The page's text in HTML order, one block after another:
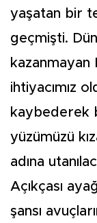
yaşatan bir
geçmişti.
kazanmayan
ihtiyacımız
kaybederek
yüzümüzü
adına
Açıkçası
şansı